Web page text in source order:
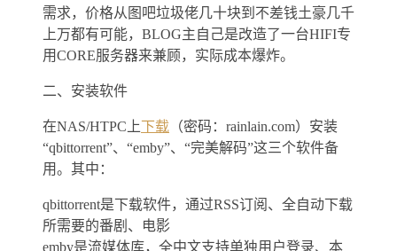
需求，价格从图吧垃圾佬几十块到不差钱土豪几千
上万都有可能，BLOG主自己是改造了一台HIFI专
用CORE服务器来兼顾，实际成本爆炸。
二、安装软件
在NAS/HTPC上下载 （密码：rainlain.com）安装
“qbittorrent”、“emby”、“完美解码”这三个软件备
用。其中：
qbittorrent是下载软件，通过RSS订阅、全自动下载
所需要的番剧、电影
emby是流媒体库，全中文支持单独用户登录、本